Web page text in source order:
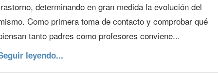
determinando en gran medida la evolución del
Como primera toma de contacto y comprobar qué
tanto padres como profesores conviene...
leyendo...